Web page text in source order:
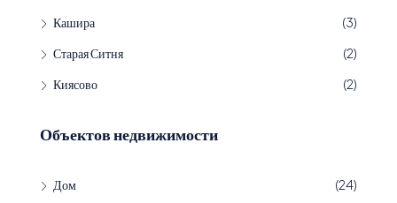
Кашира
(3)
Старая Ситня
(2)
Киясово
(2)
Объектов недвижимости
Дом
(24)